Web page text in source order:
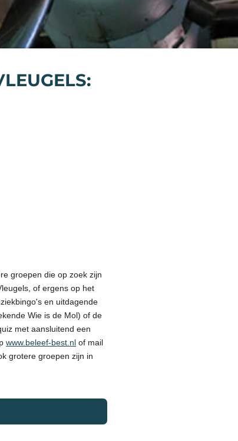
groepen die op zoek zijn
of ergens op het
en uitdagende
Wie is de Mol) of de
met aansluitend een
www.beleef-best.nl of mail
grotere groepen zijn in